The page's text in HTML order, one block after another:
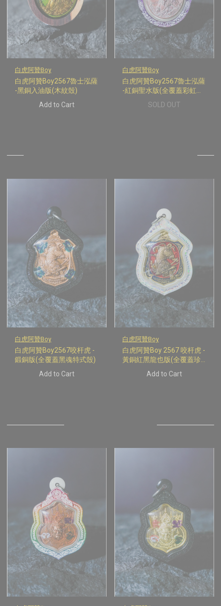
白虎阿贊Boy
白虎阿贊Boy2567魯士泓薩
-黑銅入油版(木紋殼)
Add to Cart
白虎阿贊Boy
白虎阿贊Boy2567魯士泓薩
-紅銅聖水版(全覆蓋彩虹特
SOLD OUT
白虎阿贊Boy
白虎阿贊Boy2567咬杆虎 -
鍛銅版(全覆蓋黑魂特式殼)
Add to Cart
白虎阿贊Boy
白虎阿贊Boy 2567 咬杆虎 -
黃銅紅黑龍也版(全覆蓋珍
Add to Cart